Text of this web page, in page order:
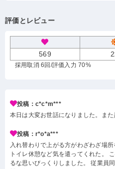
評価とレビュー
569
採用取消 6回 /評価入力 70%
投稿：c*c*m***
本日は大変お世話になりました。また
投稿：r*o*a***
入れ替わりで上がる方がわざわざ場
トイレ休憩など気を遣ってくれた。
るな思いびっくりしました。 従業員